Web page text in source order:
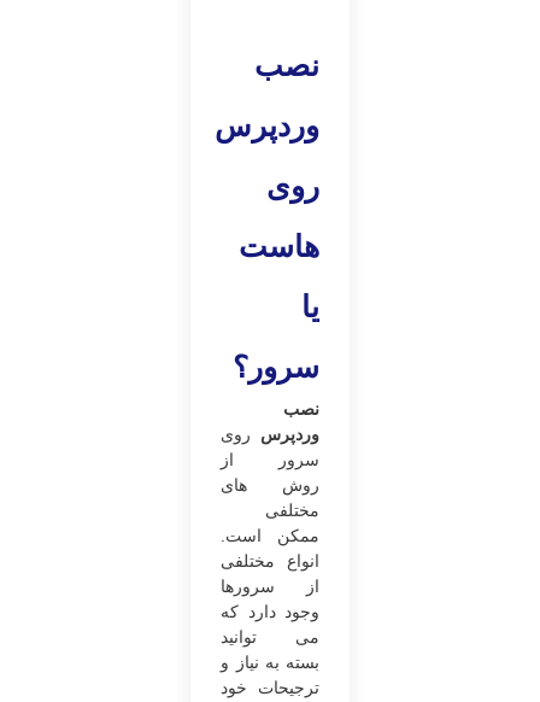
نصب
وردپرس
روی
هاست
یا
سرور؟
نصب
وردپرس روی
سرور از
روش های
مختلفی
ممکن است.
انواع مختلفی
از سرورها
وجود دارد که
می توانید
بسته به نیاز و
ترجیحات خود